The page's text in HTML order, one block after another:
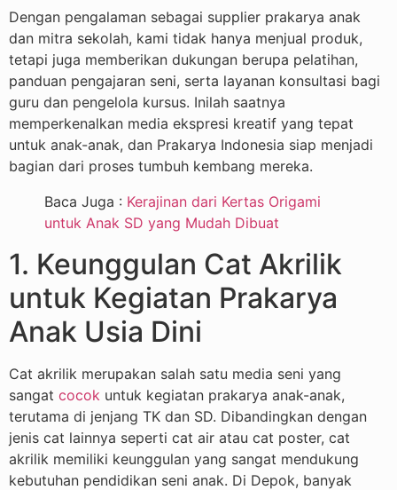
Dengan pengalaman sebagai supplier prakarya anak
dan mitra sekolah, kami tidak hanya menjual produk,
tetapi juga memberikan dukungan berupa pelatihan,
panduan pengajaran seni, serta layanan konsultasi bagi
guru dan pengelola kursus. Inilah saatnya
memperkenalkan media ekspresi kreatif yang tepat
untuk anak-anak, dan Prakarya Indonesia siap menjadi
bagian dari proses tumbuh kembang mereka.
Baca Juga : Kerajinan dari Kertas Origami
untuk Anak SD yang Mudah Dibuat
1. Keunggulan Cat Akrilik
untuk Kegiatan Prakarya
Anak Usia Dini
Cat akrilik merupakan salah satu media seni yang
sangat cocok untuk kegiatan prakarya anak-anak,
terutama di jenjang TK dan SD. Dibandingkan dengan
jenis cat lainnya seperti cat air atau cat poster, cat
akrilik memiliki keunggulan yang sangat mendukung
kebutuhan pendidikan seni anak. Di Depok, banyak